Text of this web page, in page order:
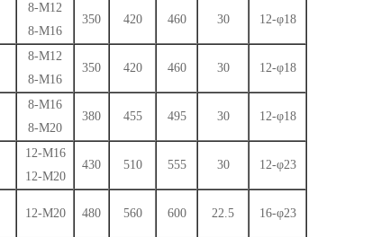
8-M12
8-M16
350 420 460 30 12-φ18
8-M12
8-M16
350 420 460 30 12-φ18
8-M16
8-M20
380 455 495 30 12-φ18
12-M16
12-M20
430 510 555 30 12-φ23
12-M20 480 560 600 22.5 16-φ23